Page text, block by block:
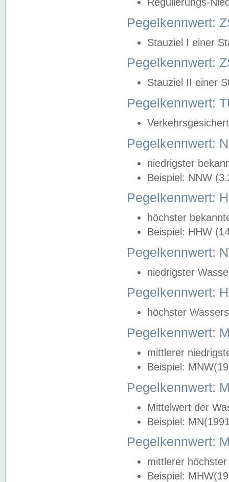
Pegelkennwert:
Stauziel I einer
Pegelkennwert:
Stauziel II einer
Pegelkennwert:
Pegelkennwert:
niedrigster
Beispiel: NNW
Pegelkennwert:
höchster
Beispiel: HHW
Pegelkennwert:
niedrigster
Pegelkennwert:
höchster
Pegelkennwert:
mittlerer
Beispiel:
Pegelkennwert:
Mittelwert der
Beispiel:
Pegelkennwert:
mittlerer
Beispiel: